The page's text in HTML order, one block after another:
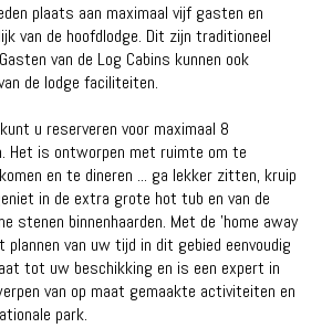
plaats aan maximaal vijf gasten en
van de hoofdlodge. Dit zijn traditioneel
van de Log Cabins kunnen ook
de lodge faciliteiten.
kunt u reserveren voor maximaal 8
Het is ontworpen met ruimte om te
en te dineren ... ga lekker zitten, kruip
in de extra grote hot tub en van de
stenen binnenhaarden. Met de 'home away
van uw tijd in dit gebied eenvoudig
tot uw beschikking en is een expert in
van op maat gemaakte activiteiten en
park.